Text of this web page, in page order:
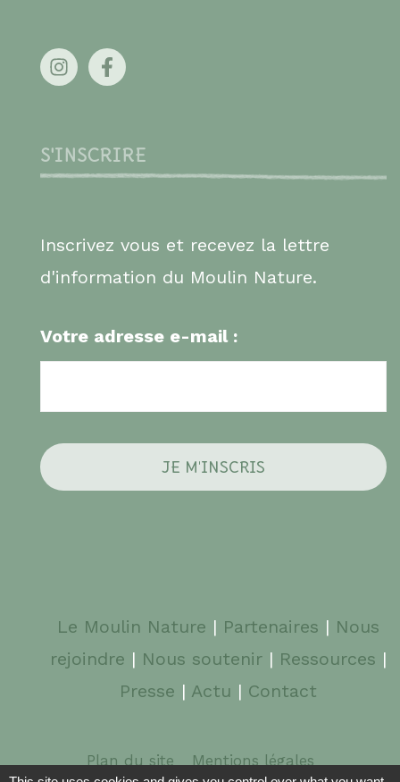
S'INSCRIRE
Inscrivez vous et recevez la lettre
d'information du Moulin Nature.
Votre adresse e-mail :
Le Moulin Nature | Partenaires | Nous
rejoindre | Nous soutenir | Ressources |
Presse | Actu | Contact
Plan du site Mentions légales